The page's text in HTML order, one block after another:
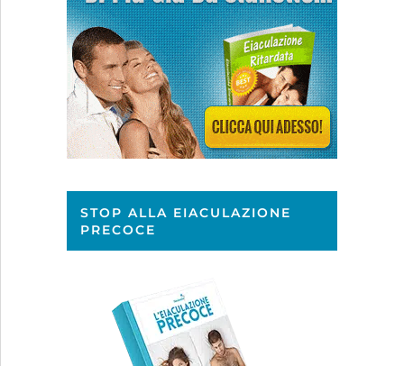
STOP ALLA EIACULAZIONE
PRECOCE